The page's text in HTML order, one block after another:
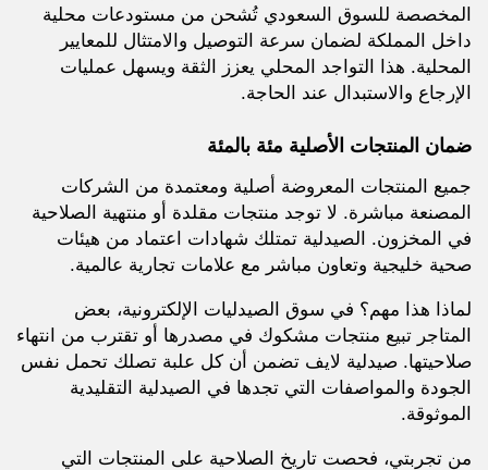
المخصصة للسوق السعودي تُشحن من مستودعات محلية
داخل المملكة لضمان سرعة التوصيل والامتثال للمعايير
المحلية. هذا التواجد المحلي يعزز الثقة ويسهل عمليات
الإرجاع والاستبدال عند الحاجة.
ضمان المنتجات الأصلية مئة بالمئة
جميع المنتجات المعروضة أصلية ومعتمدة من الشركات
المصنعة مباشرة. لا توجد منتجات مقلدة أو منتهية الصلاحية
في المخزون. الصيدلية تمتلك شهادات اعتماد من هيئات
صحية خليجية وتعاون مباشر مع علامات تجارية عالمية.
لماذا هذا مهم؟ في سوق الصيدليات الإلكترونية، بعض
المتاجر تبيع منتجات مشكوك في مصدرها أو تقترب من انتهاء
صلاحيتها. صيدلية لايف تضمن أن كل علبة تصلك تحمل نفس
الجودة والمواصفات التي تجدها في الصيدلية التقليدية
الموثوقة.
من تجربتي، فحصت تاريخ الصلاحية على المنتجات التي